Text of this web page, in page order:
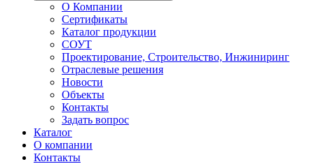
О Компании
Сертификаты
Каталог продукции
СОУТ
Проектирование, Строительство, Инжиниринг
Отраслевые решения
Новости
Объекты
Контакты
Задать вопрос
Каталог
О компании
Контакты